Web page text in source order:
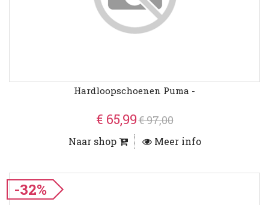
Hardloopschoenen Puma -
€ 65,99€ 97,00
Naar shop Meer info
-32%